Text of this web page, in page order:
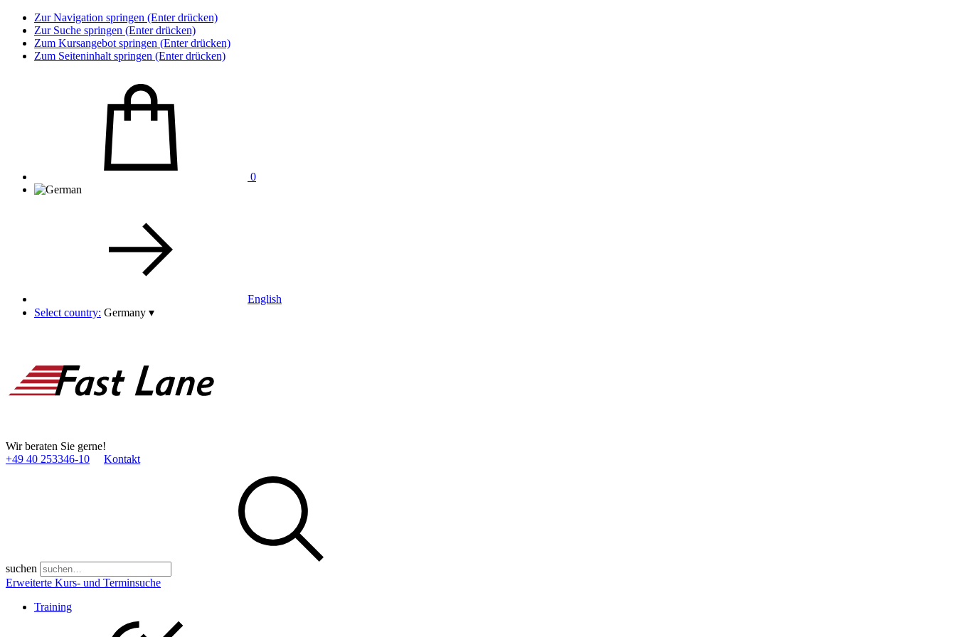
Zur Navigation springen (Enter drücken)
Zur Suche springen (Enter drücken)
Zum Kursangebot springen (Enter drücken)
Zum Seiteninhalt springen (Enter drücken)
0
English
Select country: Germany ▾
Wir beraten Sie gerne!
+49 40 253346­-10
Kontakt
suchen
Erweiterte Kurs- und Terminsuche
Training